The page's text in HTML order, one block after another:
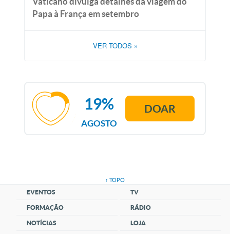
Papa à França em setembro
VER TODOS »
AGOSTO
19% DOAR
↑ TOPO
EVENTOS
FORMAÇÃO
NOTÍCIAS
TV
RÁDIO
LOJA